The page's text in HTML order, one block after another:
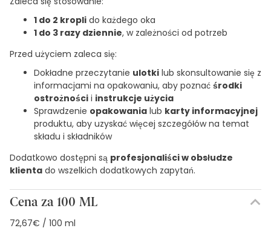
1 do 2 kropli do każdego oka
1 do 3 razy dziennie, w zależności od potrzeb
Przed użyciem zaleca się:
Dokładne przeczytanie ulotki lub skonsultowanie się z
informacjami na opakowaniu, aby poznać środki
ostrożności i instrukcje użycia
Sprawdzenie opakowania lub karty informacyjnej
produktu, aby uzyskać więcej szczegółów na temat
składu i składników
Dodatkowo dostępni są profesjonaliści w obsłudze
klienta do wszelkich dodatkowych zapytań.
Cena za 100 ML
72,67€ / 100 ml